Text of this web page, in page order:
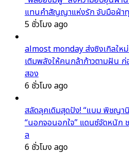
แทนคำสัญญาแห่งรัก จับมือฝ่า
5 ชั่วโมง ago
almost monday ส่งซิงเกิลใ
เติมพลังให้คนกล้าก้าวตามฝัน
สอง
6 ชั่วโมง ago
สลัดลุคเดิมสุดปัง! “แบม พิชญา
“นอกจอนอกใจ” แดนซ์จัดหนัก
ล
6 ชั่วโมง ago